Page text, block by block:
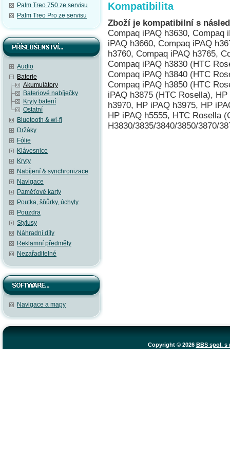
Palm Treo 750 ze servisu
Palm Treo Pro ze servisu
Audio
Baterie
Akumulátory
Bateriové nabíječky
Kryty baterií
Ostatní
Bluetooth & wi-fi
Držáky
Fólie
Klávesnice
Kryty
Nabíjení & synchronizace
Navigace
Paměťové karty
Poutka, šňůrky, úchyty
Pouzdra
Stylusy
Náhradní díly
Reklamní předměty
Nezařaditelné
Navigace a mapy
Kompatibilita
Zboží je kompatibilní s
Compaq iPAQ h3630, Compaq
iPAQ h3660, Compaq iPAQ
h3760, Compaq iPAQ h3765,
Compaq iPAQ h3830 (HTC
Compaq iPAQ h3840 (HTC
Compaq iPAQ h3850 (HTC
iPAQ h3875 (HTC Rosella),
h3970, HP iPAQ h3975, HP
HP iPAQ h5555, HTC Rosella
H3830/3835/3840/3850/3870/
Copyright © 2026 BBS spol. s